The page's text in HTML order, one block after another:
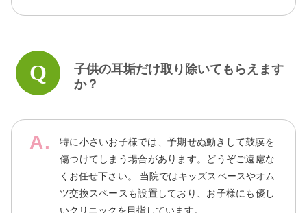
子供の耳垢だけ取り除いてもらえます
か？
特に小さいお子様では、予期せぬ動きして鼓膜を
傷つけてしまう場合があります。どうぞご遠慮な
くお任せ下さい。 当院ではキッズスペースやオム
ツ交換スペースも設置しており、お子様にも優し
いクリニックを目指しています。